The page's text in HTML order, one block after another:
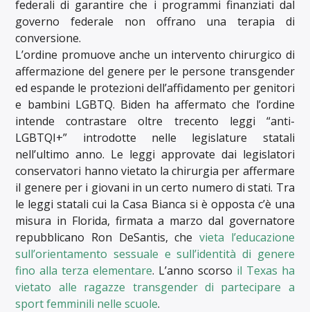
federali di garantire che i programmi finanziati dal
governo federale non offrano una terapia di
conversione.
L’ordine promuove anche un intervento chirurgico di
affermazione del genere per le persone transgender
ed espande le protezioni dell’affidamento per genitori
e bambini LGBTQ. Biden ha affermato che l’ordine
intende contrastare oltre trecento leggi “anti-
LGBTQI+” introdotte nelle legislature statali
nell’ultimo anno. Le leggi approvate dai legislatori
conservatori hanno vietato la chirurgia per affermare
il genere per i giovani in un certo numero di stati. Tra
le leggi statali cui la Casa Bianca si è opposta c’è una
misura in Florida, firmata a marzo dal governatore
repubblicano Ron DeSantis, che vieta l’educazione
sull’orientamento sessuale e sull’identità di genere
fino alla terza elementare. L’anno scorso il Texas ha
vietato alle ragazze transgender di partecipare a
sport femminili nelle scuole.